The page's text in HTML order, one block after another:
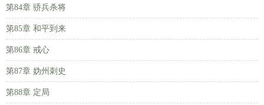
第84章 骄兵杀将
第85章 和平到来
第86章 戒心
第87章 妫州刺史
第88章 定局